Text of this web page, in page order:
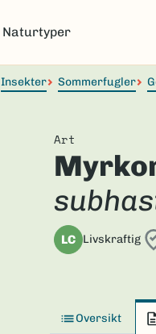
Naturtyper
Insekter Sommerfugler
Art
LC Livskraftig
Oversikt